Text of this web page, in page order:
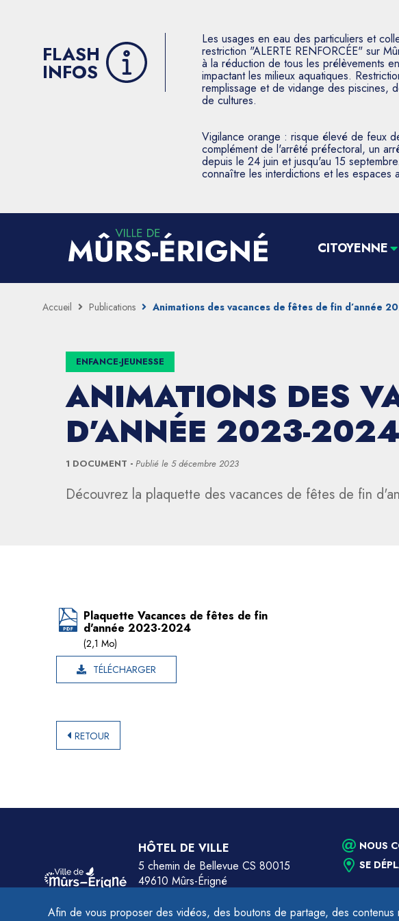
Afin de vous proposer des vidéos, des boutons de partage, des
FLASH
INFOS
Les usages en eau des particuliers et
restriction "ALERTE RENFORCÉE" sur
à la réduction de tous les prélèvements
impactant les milieux aquatiques.
remplissage et de vidange des piscines,
de cultures.
Vigilance orange : risque élevé de feux
complément de l'arrêté préfectoral, un
depuis le 24 juin et jusqu'au 15
connaître les interdictions et les espaces
CITOYENNE
Accueil Publications Animations des vacances de fêtes de fin d’année
ENFANCE-JEUNESSE
ANIMATIONS DES
D’ANNÉE 2023-2024
1 DOCUMENT Publié le 5 décembre 2023
Découvrez la plaquette des vacances de fêtes de fin
Plaquette Vacances de fêtes de fin
d'année 2023-2024
(2,1 Mo)
TÉLÉCHARGER
RETOUR
HÔTEL DE VILLE
5 chemin de Bellevue CS 80015
49610 Mûrs-Érigné
NOUS
SE